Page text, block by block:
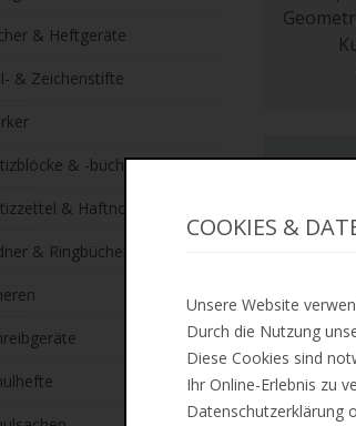
COOKIES &
Unsere Website
Durch die Nutzung
Diese Cookies sind
Ihr Online-Erlebnis zu
Datenschutzerklärung
& Heftgeräte
& Zeichenstifte
& -bücher
& Haftnotizen
& Ringbücher